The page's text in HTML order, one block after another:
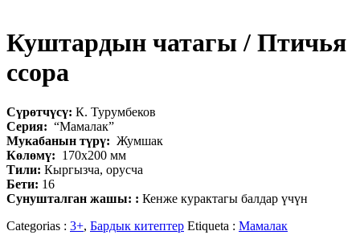
Куштардын чатагы / Птичья
ссора
Сүрөтчүсү: К. Турумбеков
Серия: “Мамалак”
Мукабанын түрү: Жумшак
Көлөмү: 170х200 мм
Тили: Кыргызча, орусча
Бети: 16
Сунушталган жашы: : Кенже курактагы балдар үчүн
Categorias : 3+, Бардык китептер Etiqueta : Мамалак